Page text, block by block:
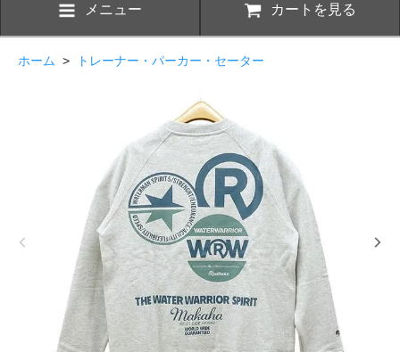
メニュー カートを見る
ホーム > トレーナー・パーカー・セーター